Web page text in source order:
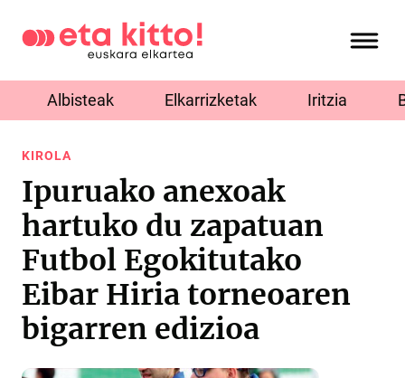
Albisteak Elkarrizketak Iritzia
KIROLA
Ipuruako anexoak
hartuko du zapatuan
Futbol Egokitutako
Eibar Hiria torneoaren
bigarren edizioa